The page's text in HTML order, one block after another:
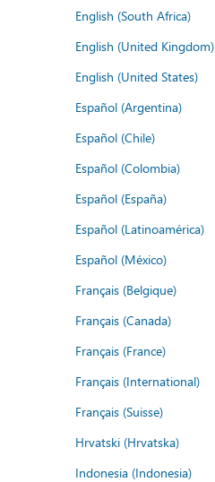
English (South Africa)
English (United Kingdom)
English (United States)
Español (Argentina)
Español (Chile)
Español (Colombia)
Español (España)
Español (Latinoamérica)
Español (México)
Français (Belgique)
Français (Canada)
Français (France)
Français (International)
Français (Suisse)
Hrvatski (Hrvatska)
Indonesia (Indonesia)